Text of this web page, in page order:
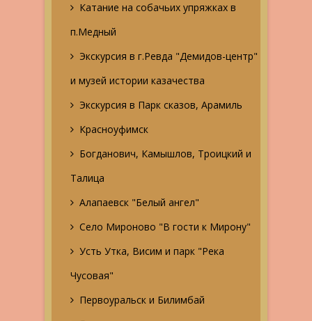
Катание на собачьих упряжках в
п.Медный
Экскурсия в г.Ревда "Демидов-центр"
и музей истории казачества
Экскурсия в Парк сказов, Арамиль
Красноуфимск
Богданович, Камышлов, Троицкий и
Талица
Алапаевск "Белый ангел"
Село Мироново "В гости к Мирону"
Усть Утка, Висим и парк "Река
Чусовая"
Первоуральск и Билимбай